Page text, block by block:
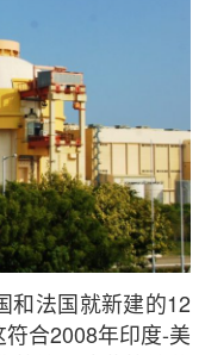
和法国就新建的12
合2008年印度-美